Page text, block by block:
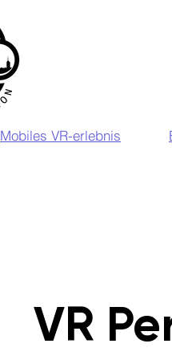
Mobiles VR-erlebnis
VR